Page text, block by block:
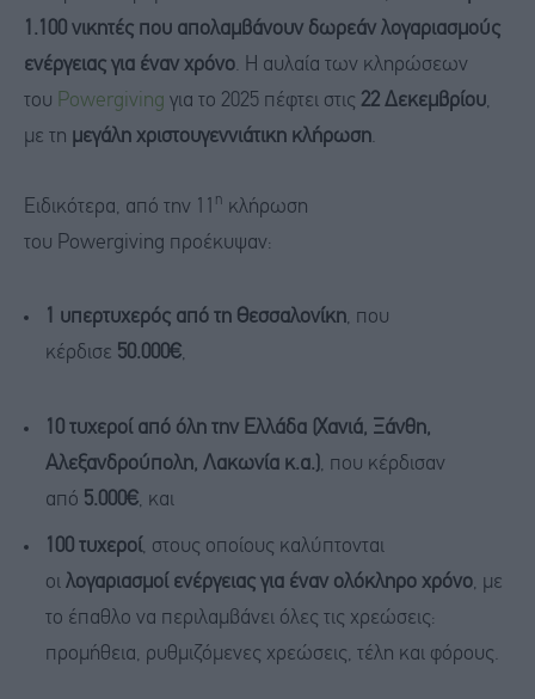
1.100 νικητές που απολαμβάνουν δωρεάν λογαριασμούς
ενέργειας για έναν χρόνο. Η αυλαία των κληρώσεων
του Powergiving για το 2025 πέφτει στις 22 Δεκεμβρίου,
με τη μεγάλη χριστουγεννιάτικη κλήρωση.
Ειδικότερα, από την 11 η κλήρωση
του Powergiving προέκυψαν:
1 υπερτυχερός από τη Θεσσαλονίκη, που
κέρδισε 50.000€,
10 τυχεροί από όλη την Ελλάδα (Χανιά, Ξάνθη,
Αλεξανδρούπολη, Λακωνία κ.α.) , που κέρδισαν
από 5.000€, και
100 τυχεροί, στους οποίους καλύπτονται
οι λογαριασμοί ενέργειας για έναν ολόκληρο χρόνο, με
το έπαθλο να περιλαμβάνει όλες τις χρεώσεις:
προμήθεια, ρυθμιζόμενες χρεώσεις, τέλη και φόρους.